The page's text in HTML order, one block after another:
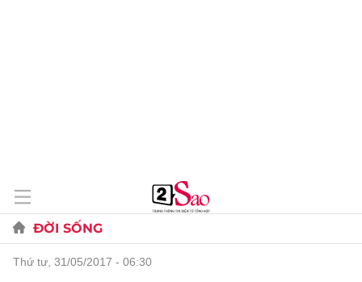
ĐỜI SỐNG
thứ tư, 31/05/2017 - 06:30